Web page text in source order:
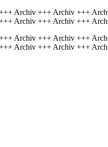
Archiv +++ Archiv +++
Archiv +++ Archiv +++
Archiv +++ Archiv +++
Archiv +++ Archiv +++